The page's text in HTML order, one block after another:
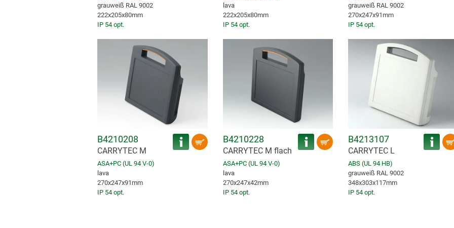
grauweiß RAL 9002
222x205x80mm
IP 54 opt.
lava
222x205x80mm
IP 54 opt.
grauweiß RAL 9002
270x247x91mm
IP 54 opt.
B4210208
CARRYTEC M
ASA+PC (UL 94 V-0)
lava
270x247x91mm
IP 54 opt.
B4210228
CARRYTEC M flach
ASA+PC (UL 94 V-0)
lava
270x247x42mm
IP 54 opt.
B4213107
CARRYTEC L
ABS (UL 94 HB)
grauweiß RAL 9002
348x303x117mm
IP 54 opt.